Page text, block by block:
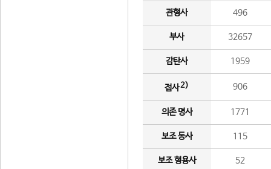
관형사 496
부사 32657
감탄사 1959
접사2) 906
의존 명사 1771
보조 동사 115
보조 형용사 52